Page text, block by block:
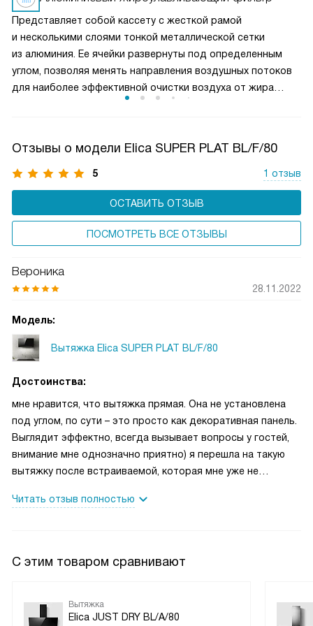
удаление пара и запахов при интенсивной жарке. Это
делает вытяжку универсальным решением для любых
кулинарных задач и сохраняет воздух на кухне свежим
и чистым.
Представляет собой кассету с жесткой рамой
и несколькими слоями тонкой металлической сетки
из алюминия. Ее ячейки развернуты под определенным
углом, позволяя менять направления воздушных потоков
для наиболее эффективной очистки воздуха от жира
Отзывы о модели Elica SUPER PLAT BL/F/80
5 1 отзыв
ОСТАВИТЬ ОТЗЫВ
ПОСМОТРЕТЬ ВСЕ ОТЗЫВЫ
Вероника
28.11.2022
Модель:
Вытяжка Elica SUPER PLAT BL/F/80
Достоинства:
мне нравится, что вытяжка прямая. Она не установлена
под углом, по сути – это просто как декоративная панель.
Выглядит эффектно, всегда вызывает вопросы у гостей,
внимание мне однозначно приятно) я перешла на такую
вытяжку после встраиваемой, которая мне уже не
нагроможденности. Я вообще решила отказаться от
этой всей кулинарной темы. Поменьше техники и чтобы
мебель красивая – это мой формат. И подобный дизайн
Вообще не скажешь, что это вытяжка, и много воздуха на
кухне, вообще нисколько не утяжелила пространство. По
Читать отзыв полностью
С этим товаром сравнивают
Вытяжка
Elica JUST DRY BL/A/80